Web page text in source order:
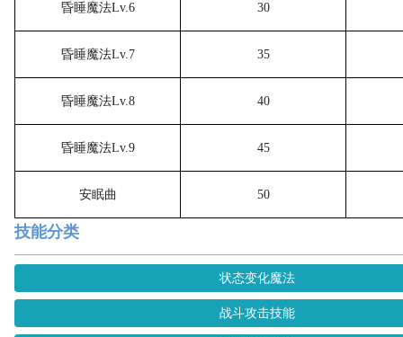
昏睡魔法Lv.6 30
昏睡魔法Lv.7 35
昏睡魔法Lv.8 40
昏睡魔法Lv.9 45
安眠曲 50
技能分类
状态变化魔法
战斗攻击技能